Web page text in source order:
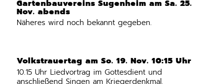
Gartenbauvereins Sugenheim am Sa. 25.
Nov. abends
Näheres wird noch bekannt gegeben.
Volkstrauertag am So. 19. Nov. 10:15 Uhr
10.15 Uhr Liedvortrag im Gottesdient und
anschließend Singen am Kriegerdenkmal.